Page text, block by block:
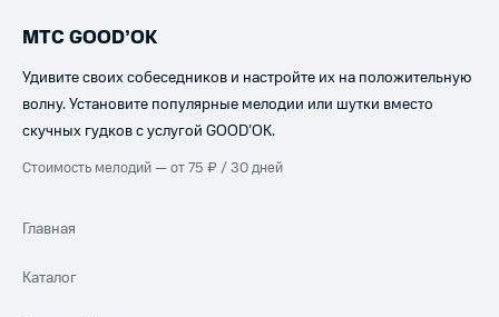
МТС GOOD’OK
Удивите своих собеседников и настройте их на положительную
волну. Установите популярные мелодии или шутки вместо
скучных гудков с услугой GOOD’OK.
Стоимость мелодий — от 75 ₽ / 30 дней
Главная
Каталог